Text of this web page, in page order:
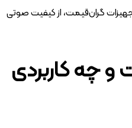
گران‌قیمت، از کیفیت صوتی
و چه کاربردی